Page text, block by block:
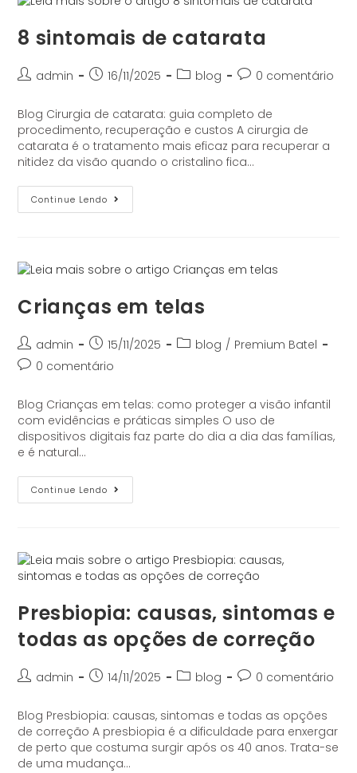
8 sintomais de catarata
admin 16/11/2025 blog 0 comentário
Blog Cirurgia de catarata: guia completo de
procedimento, recuperação e custos A cirurgia de
catarata é o tratamento mais eficaz para recuperar a
nitidez da visão quando o cristalino fica…
Continue Lendo
Crianças em telas
admin 15/11/2025 blog / Premium Batel
0 comentário
Blog Crianças em telas: como proteger a visão infantil
com evidências e práticas simples O uso de
dispositivos digitais faz parte do dia a dia das famílias,
e é natural…
Continue Lendo
Presbiopia: causas, sintomas e
todas as opções de correção
admin 14/11/2025 blog 0 comentário
Blog Presbiopia: causas, sintomas e todas as opções
de correção A presbiopia é a dificuldade para enxergar
de perto que costuma surgir após os 40 anos. Trata-se
de uma mudança…